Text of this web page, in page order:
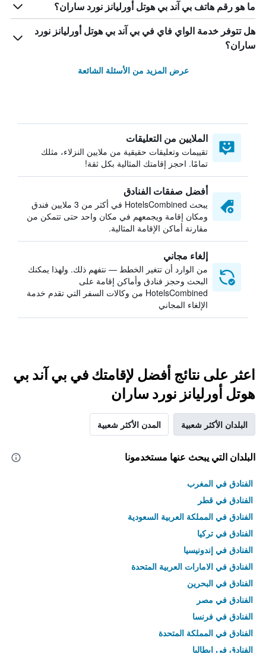
ما هو رقم هاتف بي آند بي هوتل أورليانز نورد ساران؟
هل تتوفر خدمة الواي فاي في بي آند بي هوتل أورليانز نورد
ساران؟
عرض المزيد من الأسئلة الشائعة
الملايين من التعليقات
تقييمات وتعليقات حقيقية من ملايين النزلاء، مثلك
تمامًا. احجز إقامتك المثالية بكل ثقة!
أفضل صفقات الفنادق
يبحث HotelsCombined في أكثر من 3 ملايين فندق
ومكان إقامة ويجمعهم في مكان واحد حتى تتمكن من
مقارنة أماكن الإقامة المثالية.
إلغاء مجاني
من الوارد أن تتغير الخطط — نتفهم ذلك. ولهذا يمكنك
البحث وحجز فنادق وأماكن إقامة على
HotelsCombined من وكالات السفر التي تقدم خدمة
الإلغاء المجاني
اعثر على نتائج أفضل لإقامتك في بي آند بي
هوتل أورليانز نورد ساران
البلدان الأكثر شعبية المدن الأكثر شعبية
البلدان التي يبحث عنها مستخدمونا
الفنادق في المغرب
الفنادق في قطر
الفنادق في المملكة العربية السعودية
الفنادق في تركيا
الفنادق في إندونيسيا
الفنادق في الامارات العربية المتحدة
الفنادق في البحرين
الفنادق في مصر
الفنادق في فرنسا
الفنادق في المملكة المتحدة
الفنادق في إيطاليا